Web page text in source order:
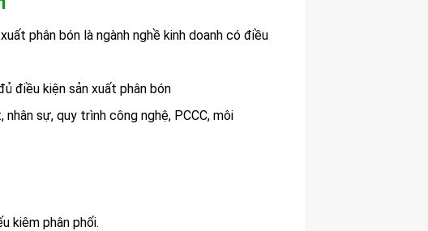
phân bón là ngành nghề kinh doanh có điều
điều kiện sản xuất phân bón
sự, quy trình công nghệ, PCCC, môi
kiêm phân phối.